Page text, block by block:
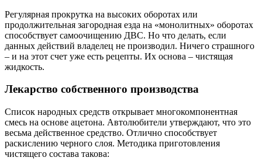
Регулярная прокрутка на высоких оборотах или
продолжительная загородная езда на «монолитных» оборотах
способствует самоочищению ДВС. Но что делать, если
данных действий владелец не производил. Ничего страшного
– и на этот счет уже есть рецепты. Их основа – чистящая
жидкость.
Лекарство собственного производства
Список народных средств открывает многокомпонентная
смесь на основе ацетона. Автолюбители утверждают, что это
весьма действенное средство. Отлично способствует
раскислению черного слоя. Методика приготовления
чистящего состава такова: